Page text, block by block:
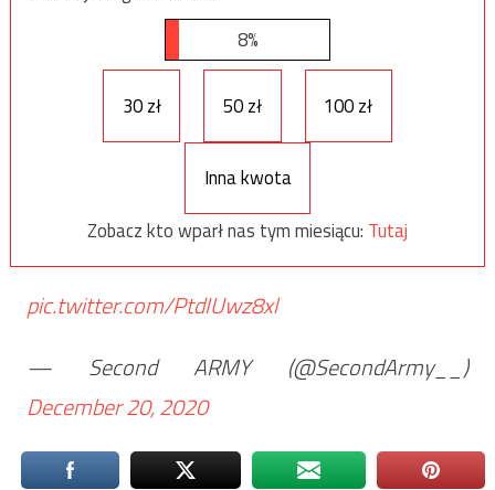
8%
30 zł 50 zł 100 zł
Inna kwota
Zobacz kto wparł nas tym miesiącu: Tutaj
pic.twitter.com/PtdIUwz8xl
— Second ARMY (@SecondArmy__)
December 20, 2020